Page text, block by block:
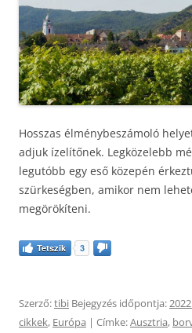
Hosszas élménybeszámoló
adjuk ízelítőnek. Legközelebb
legutóbb egy eső közepén
szürkeségben, amikor nem
megörökíteni.
Tetszik 3
Szerző:tibi Bejegyzés időpontja:
cikkek, Európa | Címke:Ausztria,